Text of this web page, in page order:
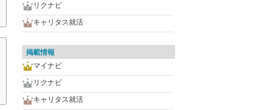
リクナビ
キャリタス就活
掲載情報
マイナビ
リクナビ
キャリタス就活